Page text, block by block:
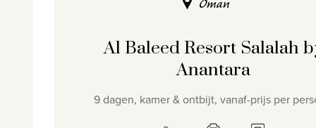
Al Baleed Resort Salalah
Anantara
9 dagen, kamer & ontbijt, vanaf-prijs per